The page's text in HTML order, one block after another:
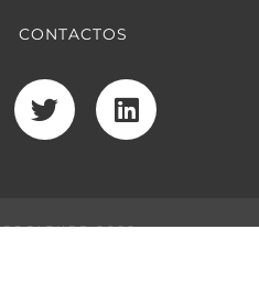
CONTACTOS
2022